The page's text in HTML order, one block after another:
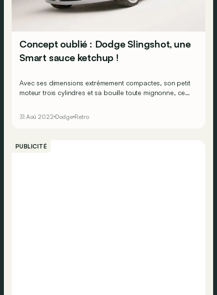
Concept oublié : Dodge Slingshot, une
Smart sauce ketchup !
Avec ses dimensions extrêmement compactes, son petit
moteur trois cylindres et sa bouille toute mignonne, ce
en production.
31 Aoû 2022 Dodge Retro
PUBLICITÉ